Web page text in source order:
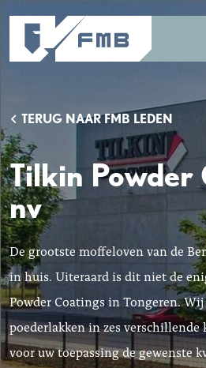
TERUG NAAR FMB LEDEN
Tilkin Powder
nv
De grootste moffeloven van de
in huis. Uiteraard is dit niet de
Powder Coatings in Tongeren.
poederlakken in zes
voor uw toepassing de gewenste